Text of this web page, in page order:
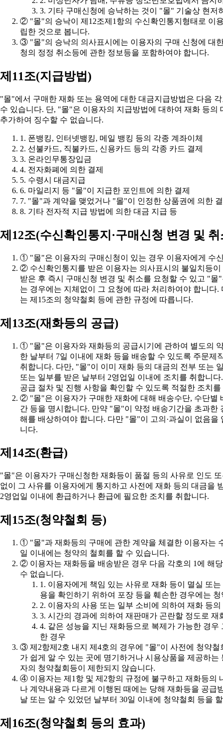
3. 기타 구매신청에 승낙하는 것이 "몰" 기술상 현저
립한 것으로 봅니다.
청의 정정 취소등에 관한 정보등을 포함하여야 합니다.
제11조(지급방법)
추가하여 징수할 수 없습니다.
1. 폰뱅킹, 인터넷뱅킹, 메일 뱅킹 등의 각종 계좌이체
2. 선불카드, 직불카드, 신용카드 등의 각종 카드 결제
3. 온라인무통장입금
4. 전자화폐에 의한 결제
5. 수령시 대금지급
6. 마일리지 등 "몰"이 지급한 포인트에 의한 결제
7. "몰"과 계약을 맺었거나 "몰"이 인정한 상품권에 의한
8. 기타 전자적 지급 방법에 의한 대금 지급 등
제12조(수신확인통지·구매신청 변경 및 취
① "몰"은 이용자의 구매신청이 있는 경우 이용자에게 수
는 제15조의 청약철회 등에 관한 규정에 따릅니다.
제13조(재화등의 공급)
공급 절차 및 진행 사항을 확인할 수 있도록 적절한 조치를
니다.
제14조(환급)
2영업일 이내에 환급하거나 환급에 필요한 조치를 취합니다.
제15조(청약철회 등)
일 이내에는 청약의 철회를 할 수 있습니다.
수 없습니다.
용을 확인하기 위하여 포장 등을 훼손한 경우에는
2. 이용자의 사용 또는 일부 소비에 의하여 재화 등
3. 시간의 경과에 의하여 재판매가 곤란할 정도로
한 경우
자의 청약철회등이 제한되지 않습니다.
날 또는 알 수 있었던 날부터 30일 이내에 청약철회 등을
제16조(청약철회 등의 효과)